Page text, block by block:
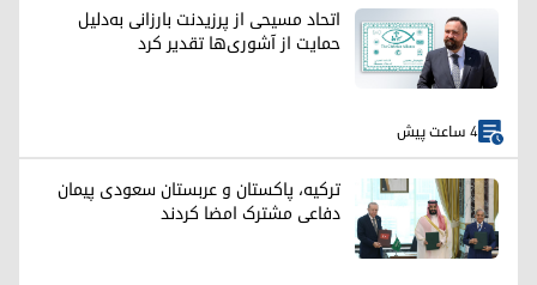
اتحاد مسیحی از پرزیدنت بارزانی به‌دلیل
حمایت از آشوری‌ها تقدیر کرد
4 ساعت پیش
ترکیه، پاکستان و عربستان سعودی پیمان
دفاعی مشترک امضا کردند